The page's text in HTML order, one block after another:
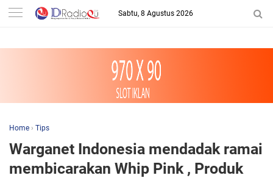
-->
Sabtu, 8 Agustus 2026
Home › Tips
Warganet Indonesia mendadak ramai
membicarakan Whip Pink , Produk